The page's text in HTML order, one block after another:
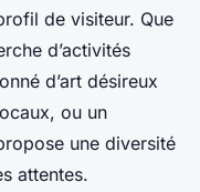
de visiteur. Que
d’activités
d’art désireux
ou un
une diversité
attentes.